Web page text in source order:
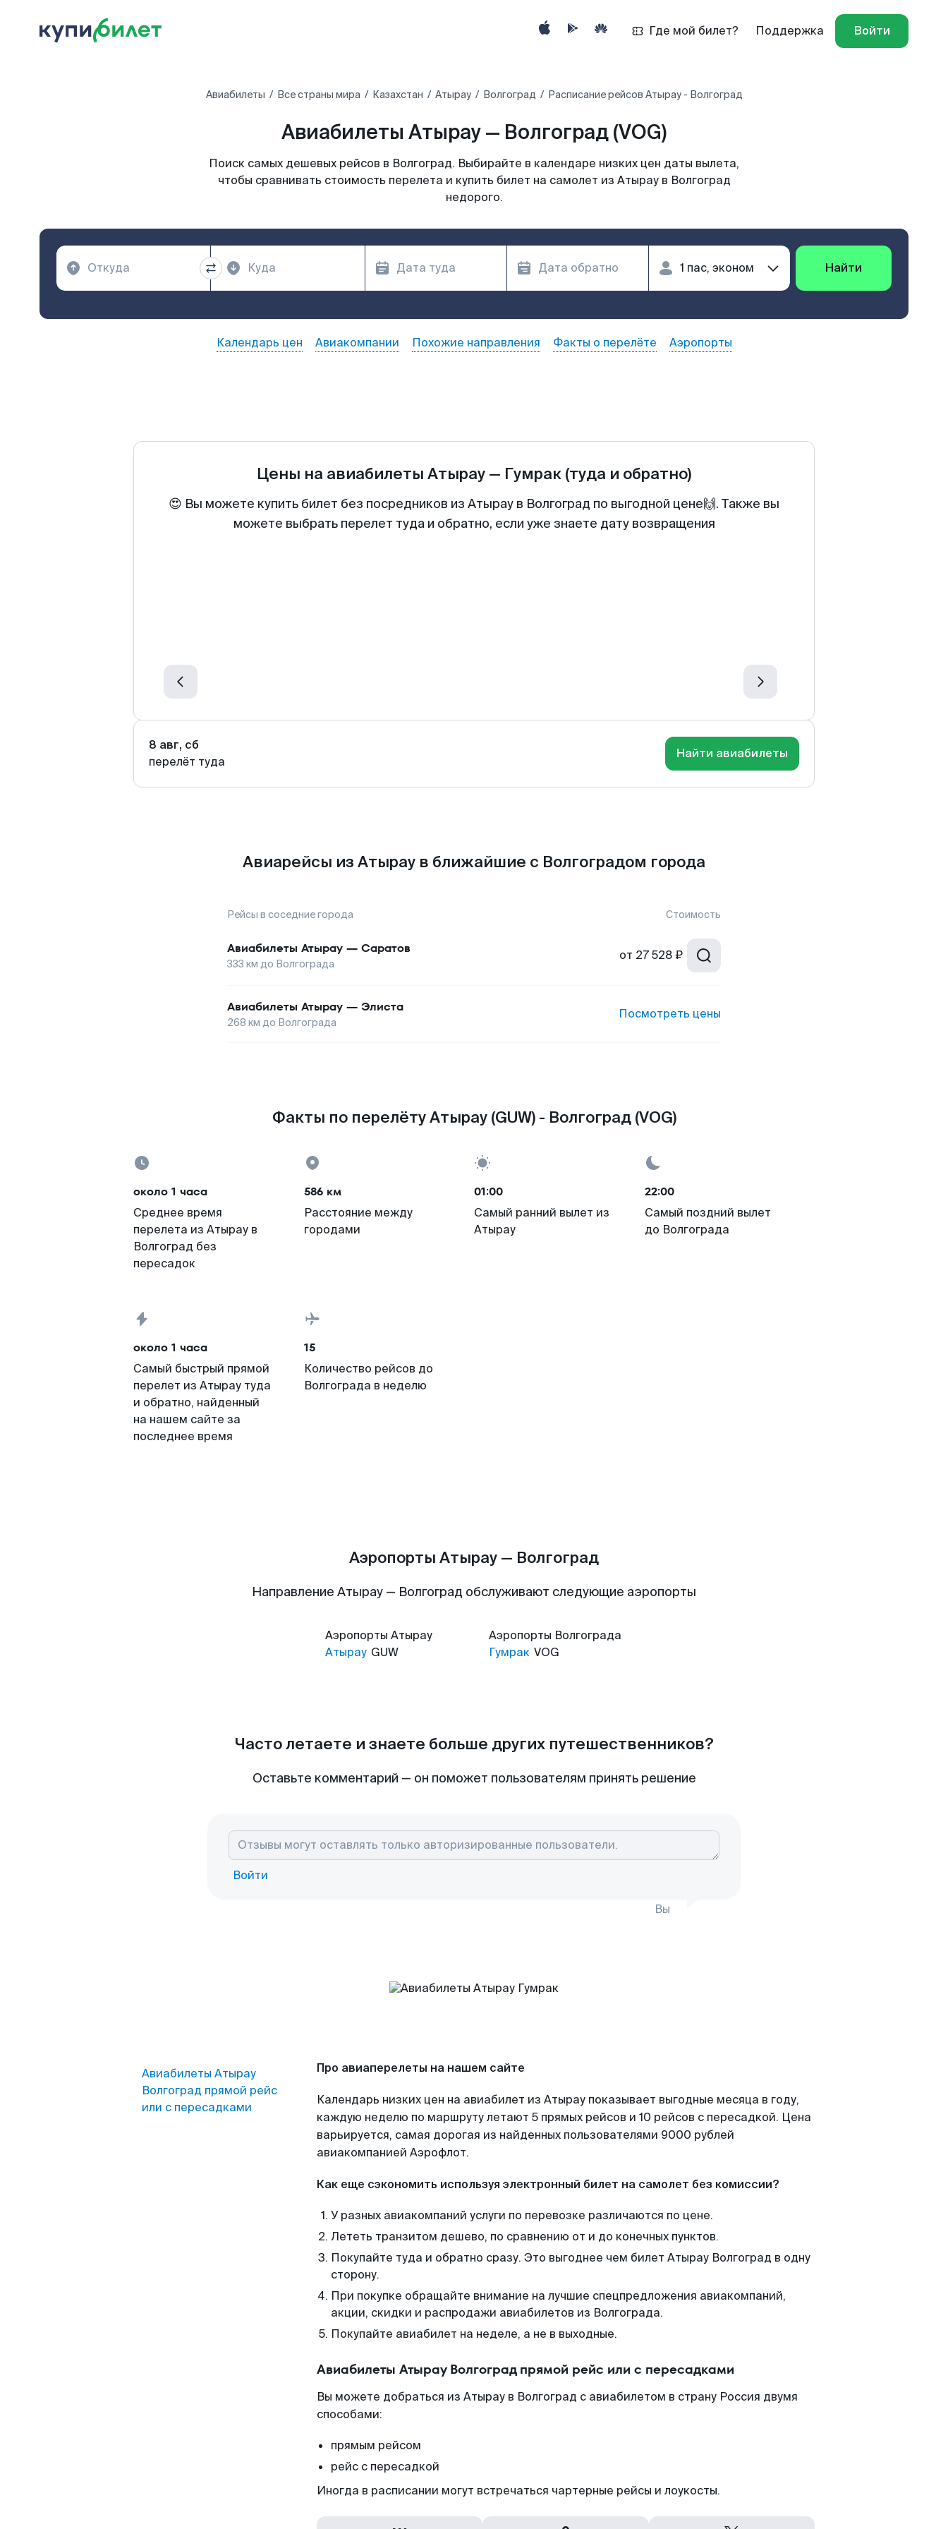
Где мой билет? Поддержка Войти
Авиабилеты Все страны мира Казахстан Атырау Волгоград Расписание рейсов Атырау - Волгоград
Авиабилеты Атырау — Волгоград (VOG)
Поиск самых дешевых рейсов в Волгоград. Выбирайте в календаре низких цен даты вылета,
чтобы сравнивать стоимость перелета и купить билет на самолет из Атырау в Волгоград
недорого.
Найти
Календарь цен Авиакомпании Похожие направления Факты о перелёте Аэропорты
Цены на авиабилеты Атырау — Гумрак (туда и обратно)
😍 Вы можете купить билет без посредников из Атырау в Волгоград по выгодной цене🙌. Также вы
можете выбрать перелет туда и обратно, если уже знаете дату возвращения
8 авг, сб
перелёт туда
Найти авиабилеты
Авиарейсы из Атырау в ближайшие с Волгоградом города
Рейсы в соседние города Стоимость
Авиабилеты Атырау — Саратов
333 км до Волгограда
от 27 528 ₽
Авиабилеты Атырау — Элиста
268 км до Волгограда
Посмотреть цены
Факты по перелёту Атырау (GUW) - Волгоград (VOG)
около 1 часа
Среднее время
перелета из Атырау в
Волгоград без
пересадок
586 км
Расстояние между
городами
01:00
Самый ранний вылет из
Атырау
22:00
Самый поздний вылет
до Волгограда
около 1 часа
Самый быстрый прямой
перелет из Атырау туда
и обратно, найденный
на нашем сайте за
последнее время
15
Количество рейсов до
Волгограда в неделю
Аэропорты Атырау — Волгоград
Направление Атырау — Волгоград обслуживают следующие аэропорты
Аэропорты Атырау
Атырау GUW
Аэропорты Волгограда
Гумрак VOG
Часто летаете и знаете больше других путешественников?
Оставьте комментарий — он поможет пользователям принять решение
Войти
Вы
Авиабилеты Атырау
Волгоград прямой рейс
или с пересадками
Про авиаперелеты на нашем сайте
Календарь низких цен на авиабилет из Атырау показывает выгодные месяца в году,
каждую неделю по маршруту летают 5 прямых рейсов и 10 рейсов с пересадкой. Цена
варьируется, самая дорогая из найденных пользователями 9000 рублей
авиакомпанией Аэрофлот.
Как еще сэкономить используя электронный билет на самолет без комиссии?
У разных авиакомпаний услуги по перевозке различаются по цене.
Лететь транзитом дешево, по сравнению от и до конечных пунктов.
Покупайте туда и обратно сразу. Это выгоднее чем билет Атырау Волгоград в одну
сторону.
При покупке обращайте внимание на лучшие спецпредложения авиакомпаний,
акции, скидки и распродажи авиабилетов из Волгограда.
Покупайте авиабилет на неделе, а не в выходные.
Авиабилеты Атырау Волгоград прямой рейс или с пересадками
Вы можете добраться из Атырау в Волгоград с авиабилетом в страну Россия двумя
способами:
прямым рейсом
рейс с пересадкой
Иногда в расписании могут встречаться чартерные рейсы и лоукосты.